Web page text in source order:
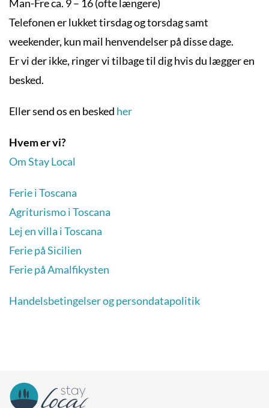
Man-Fre ca. 9 – 16 (ofte længere)
Telefonen er lukket tirsdag og torsdag samt
weekender, kun mail henvendelser på disse dage.
Er vi der ikke, ringer vi tilbage til dig hvis du lægger en
besked.
Eller send os en besked her
Hvem er vi?
Om Stay Local
Ferie i Toscana
Agriturismo i Toscana
Lej en villa i Toscana
Ferie på Sicilien
Ferie på Amalfikysten
Handelsbetingelser og persondatapolitik